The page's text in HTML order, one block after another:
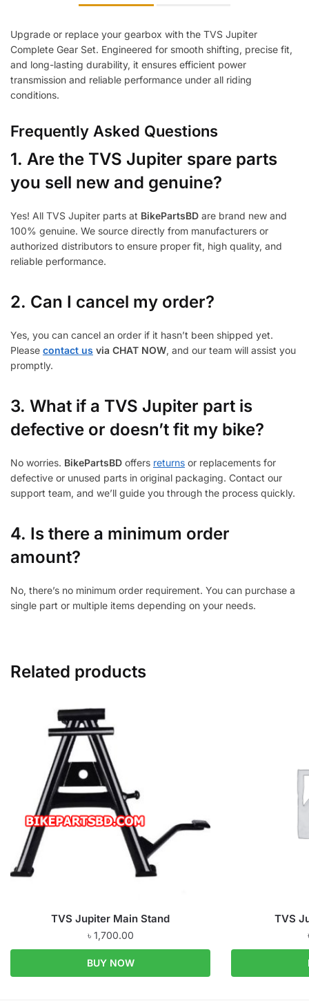
Upgrade or replace your gearbox with the TVS Jupiter
Complete Gear Set. Engineered for smooth shifting, precise fit,
and long-lasting durability, it ensures efficient power
transmission and reliable performance under all riding
conditions.
Frequently Asked Questions
1. Are the TVS Jupiter spare parts
you sell new and genuine?
Yes! All TVS Jupiter parts at BikePartsBD are brand new and
100% genuine. We source directly from manufacturers or
authorized distributors to ensure proper fit, high quality, and
reliable performance.
2. Can I cancel my order?
Yes, you can cancel an order if it hasn’t been shipped yet.
Please contact us via CHAT NOW, and our team will assist you
promptly.
3. What if a TVS Jupiter part is
defective or doesn’t fit my bike?
No worries. BikePartsBD offers returns or replacements for
defective or unused parts in original packaging. Contact our
support team, and we’ll guide you through the process quickly.
4. Is there a minimum order
amount?
No, there’s no minimum order requirement. You can purchase a
single part or multiple items depending on your needs.
Related products
TVS Jupiter Main Stand
৳ 1,700.00
BUY NOW
TVS